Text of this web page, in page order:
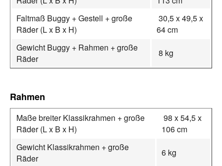
Faltmaß Buggy + Gestell + große
Räder (L x B x H)
30,5 x 49,5 x
64 cm
Gewicht Buggy + Rahmen + große
Räder
8 kg
Rahmen
Maße breiter Klassikrahmen + große
Räder (L x B x H)
98 x 54,5 x
106 cm
Gewicht Klassikrahmen + große
Räder
6 kg